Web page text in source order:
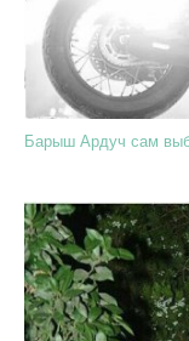
Барыш Ардуч сам